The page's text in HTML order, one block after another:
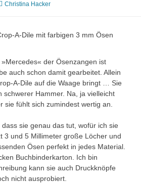
Christina Hacker
A-Dile mit farbigen 3 mm Ösen
der Ösenzangen ist
auch schon damit gearbeitet. Allein
A-Dile auf die Waage bringt … Sie
schwerer Hammer. Na, ja vielleicht
sie fühlt sich zumindest wertig an.
sie genau das tut, wofür ich sie
3 und 5 Millimeter große Löcher und
Ösen perfekt in jedes Material.
Buchbinderkarton. Ich bin
kann sie auch Druckknöpfe
nicht ausprobiert.